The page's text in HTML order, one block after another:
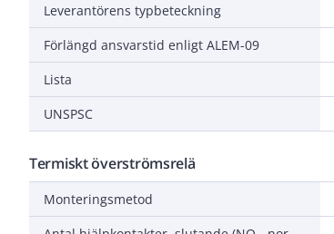
Leverantörens typbeteckning
Förlängd ansvarstid enligt ALEM-09
Lista
UNSPSC
Termiskt överströmsrelä
Monteringsmetod